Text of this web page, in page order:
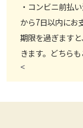
・コンビニ前払
から7日以内にお
期限を過ぎます
きます。どちら
<